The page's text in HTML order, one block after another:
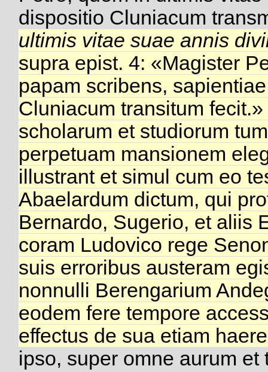
dispositio Cluniacum
ultimis vitae suae annis
supra epist. 4: «Magister
papam scribens,
Cluniacum transitum
scholarum et studiorum
perpetuam mansionem
illustrant et simul cum eo
Abaelardum dictum, qui
Bernardo, Sugerio, et aliis
coram Ludovico rege
suis erroribus austeram
nonnulli Berengarium
eodem fere tempore
effectus de sua etiam
ipso, super omne aurum